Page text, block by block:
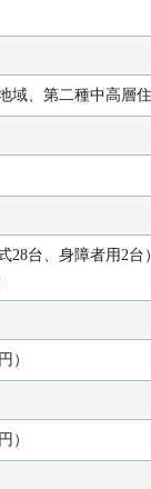
域、第二種中高層
28台、身障者用2台
）
）